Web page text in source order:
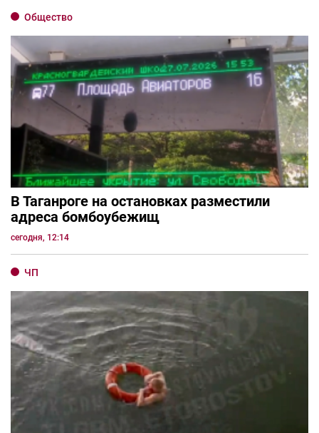
Общество
В Таганроге на остановках разместили
адреса бомбоубежищ
сегодня, 12:14
ЧП